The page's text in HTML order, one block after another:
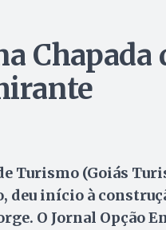
Chapada
Turismo (Goiás
deu início à
O Jornal Opção